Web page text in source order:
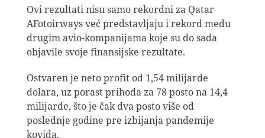
Ovi rezultati nisu samo rekordni za Qatar
AFotoirways već predstavljaju i rekord među
drugim avio-kompanijama koje su do sada
objavile svoje finansijske rezultate.
Ostvaren je neto profit od 1,54 milijarde
dolara, uz porast prihoda za 78 posto na 14,4
milijarde, što je čak dva posto više od
poslednje godine pre izbijanja pandemije
kovida.